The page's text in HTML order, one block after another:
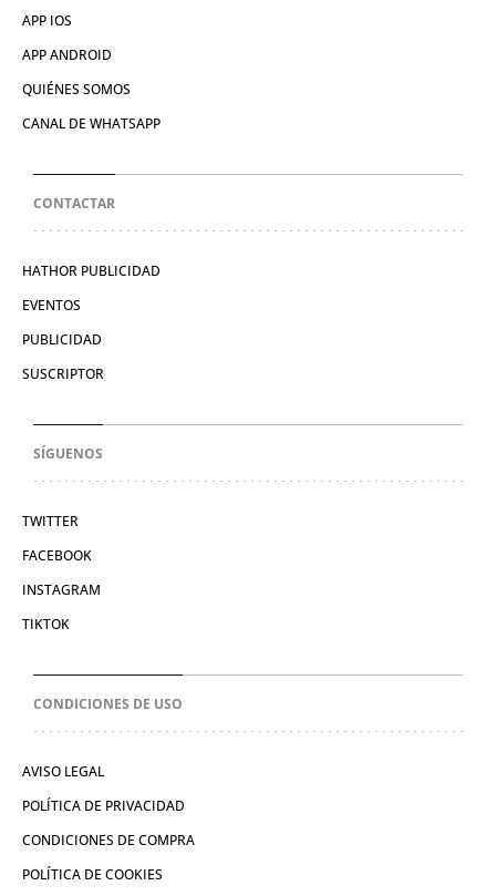
APP IOS
APP ANDROID
QUIÉNES SOMOS
CANAL DE WHATSAPP
CONTACTAR
HATHOR PUBLICIDAD
EVENTOS
PUBLICIDAD
SUSCRIPTOR
SÍGUENOS
TWITTER
FACEBOOK
INSTAGRAM
TIKTOK
CONDICIONES DE USO
AVISO LEGAL
POLÍTICA DE PRIVACIDAD
CONDICIONES DE COMPRA
POLÍTICA DE COOKIES